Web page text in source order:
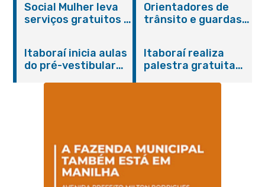
Social Mulher leva
serviços gratuitos à
sexta-feira (07/08)
Orientadores de
trânsito e guardas
primeiros socorros
em Itaboraí
Itaboraí inicia aulas
do pré-vestibular
Itaboraí realiza
palestra gratuita